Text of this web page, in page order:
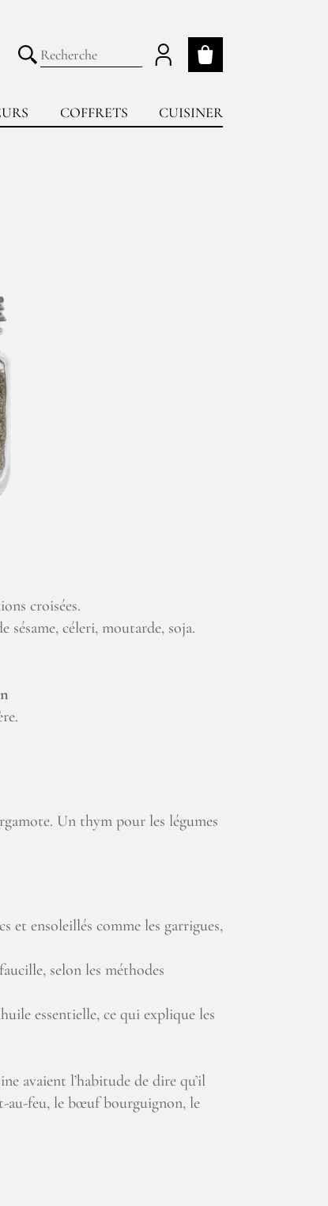
COFFRETS CUISINER
Mon panier
Lancer la recherche
croisées.
sésame, céleri, moutarde, soja.
Un thym pour les légumes
et ensoleillés comme les garrigues,
selon les méthodes
essentielle, ce qui explique les
avaient l’habitude de dire qu’il
au-feu, le bœuf bourguignon, le